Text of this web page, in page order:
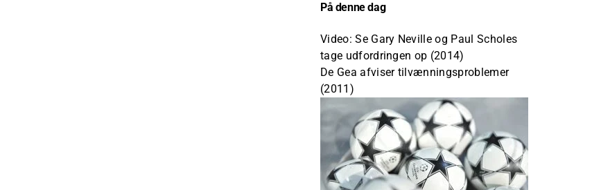
På denne dag
Video: Se Gary Neville og Paul Scholes
tage udfordringen op (2014)
De Gea afviser tilvænningsproblemer
(2011)